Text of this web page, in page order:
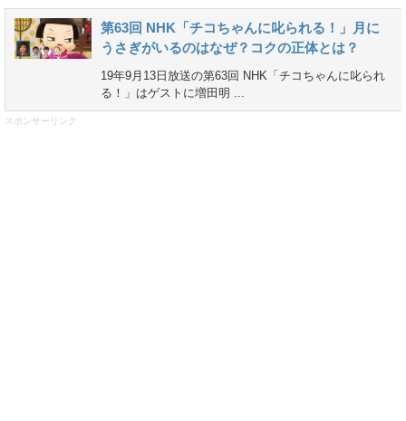
第63回 NHK「チコちゃんに叱られる！」月に
うさぎがいるのはなぜ？コクの正体とは？
19年9月13日放送の第63回 NHK「チコちゃんに叱られ
る！」はゲストに増田明 ...
スポンサーリンク